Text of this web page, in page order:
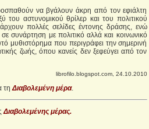
να βγάλουν άκρη από τον εφιάλτη
του αστυνομικού θρίλερ και του πολιτικού
πολλές σελίδες έντονης δράσης, ενώ
συνάρτηση με πολιτικό αλλά και κοινωνικό
μυθιστόρημα που περιγράφει την σημερινή
ζωής, όπου κανείς δεν ξεφεύγει από τον
librofilo.blogspot.com, 24.10.2010
τηΔιαβολεμένη μέρα.
Διαβολεμένης μέρας.